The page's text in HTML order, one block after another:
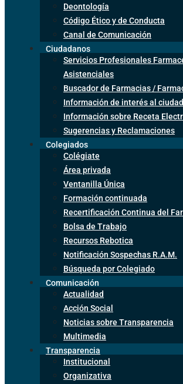
Deontología
Código Ético y de Conducta
Canal de Comunicación
Ciudadanos
Servicios Profesionales
Asistenciales
Buscador de Farmacias /
Información de interés al
Información sobre Receta
Sugerencias y Reclamaciones
Colegiados
Colégiate
Área privada
Ventanilla Única
Formación continuada
Recertificación Continua del
Bolsa de Trabajo
Recursos Rebotica
Notificación Sospechas R.A.M.
Búsqueda por Colegiado
Comunicación
Actualidad
Acción Social
Noticias sobre Transparencia
Multimedia
Transparencia
Institucional
Organizativa